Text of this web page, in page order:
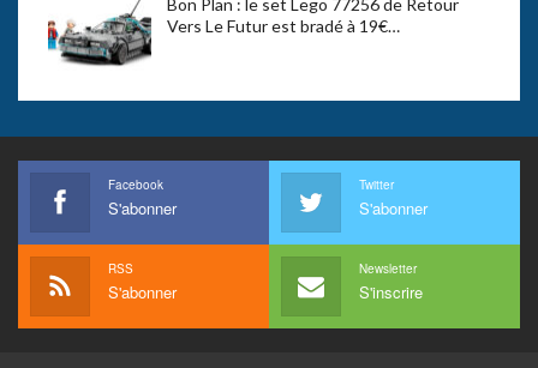
Bon Plan : le set Lego 77256 de Retour
Vers Le Futur est bradé à 19€…
Facebook
S'abonner
Twitter
S'abonner
RSS
S'abonner
Newsletter
S'inscrire